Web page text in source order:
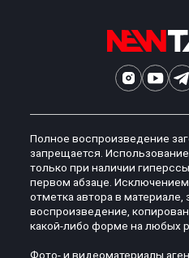
Полное воспроизведение
запрещается.
только при наличии
первом абзаце.
отметка автора в
воспроизведение,
какой-либо форме на любых
Фото- и видеоматериалы